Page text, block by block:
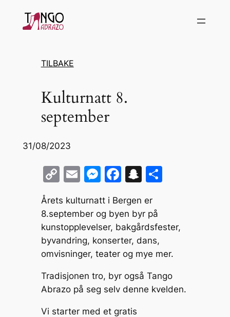
Hopp
TILBAKE
Kulturnatt 8.
september
31/08/2023
C
p
y
Li
n
k
E
ai
l
M
s
s
e
n
g
er
F
c
e
b
o
o
k
S
a
p
c
h
at
S
e
Årets kulturnatt i Bergen er
8.september og byen byr på
kunstopplevelser, bakgårdsfester,
byvandring, konserter, dans,
omvisninger, teater og mye mer.
Tradisjonen tro, byr også Tango
Abrazo på seg selv denne kvelden.
Vi starter med et gratis